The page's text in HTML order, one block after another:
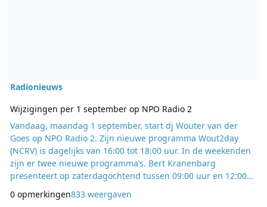
Radionieuws
Wijzigingen per 1 september op NPO Radio 2
Vandaag, maandag 1 september, start dj Wouter van der
Goes op NPO Radio 2. Zijn nieuwe programma Wout2day
(NCRV) is dagelijks van 16:00 tot 18:00 uur. In de weekenden
zijn er twee nieuwe programma’s. Bert Kranenbarg
presenteert op zaterdagochtend tussen 09:00 uur en 12:00
uur Grand Café Kranenbarg (NCRV). Toine van Peperstraten
kruipt op zondag van 22:00 tot 24:00 uur achter de microfoon
0 opmerkingen833 weergaven